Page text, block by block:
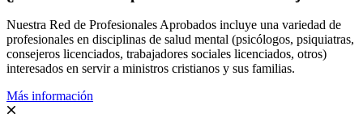
Nuestra Red de Profesionales Aprobados incluye una variedad de
profesionales en disciplinas de salud mental (psicólogos, psiquiatras,
consejeros licenciados, trabajadores sociales licenciados, otros)
interesados en servir a ministros cristianos y sus familias.
Más información